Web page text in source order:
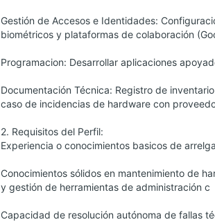
Gestión de Accesos e Identidades:
biométricos y plataformas de colaboración
Programacion: Desarrollar aplicaciones
Documentación Técnica: Registro de
caso de incidencias de hardware con
2. Requisitos del Perfil:
Experiencia o conocimientos basicos de
Conocimientos sólidos en mantenimiento de
y gestión de herramientas de administración c
Capacidad de resolución autónoma de fallas